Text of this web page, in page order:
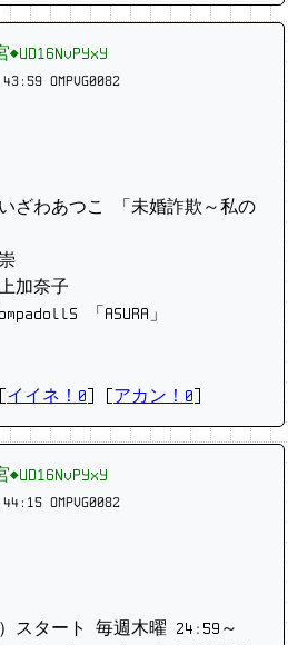
OMPVG0082
ざわあつこ 「未婚詐欺～私の
加奈子
「ASURA」
イイネ！0 アカン！0
OMPVG0082
）スタート 毎週木曜 24:59～